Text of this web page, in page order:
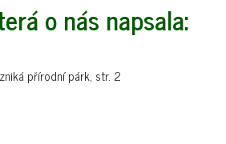
o nás napsala:
přírodní párk, str. 2